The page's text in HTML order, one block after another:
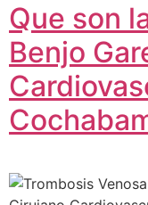
Que son
Benjo